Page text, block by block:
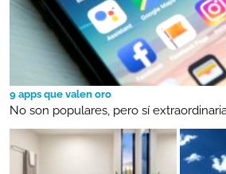
9 apps que valen oro
No son populares, pero sí